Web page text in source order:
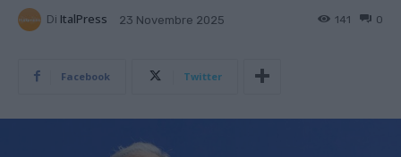
Di ItalPress 23 Novembre 2025 0
141
Facebook Twitter